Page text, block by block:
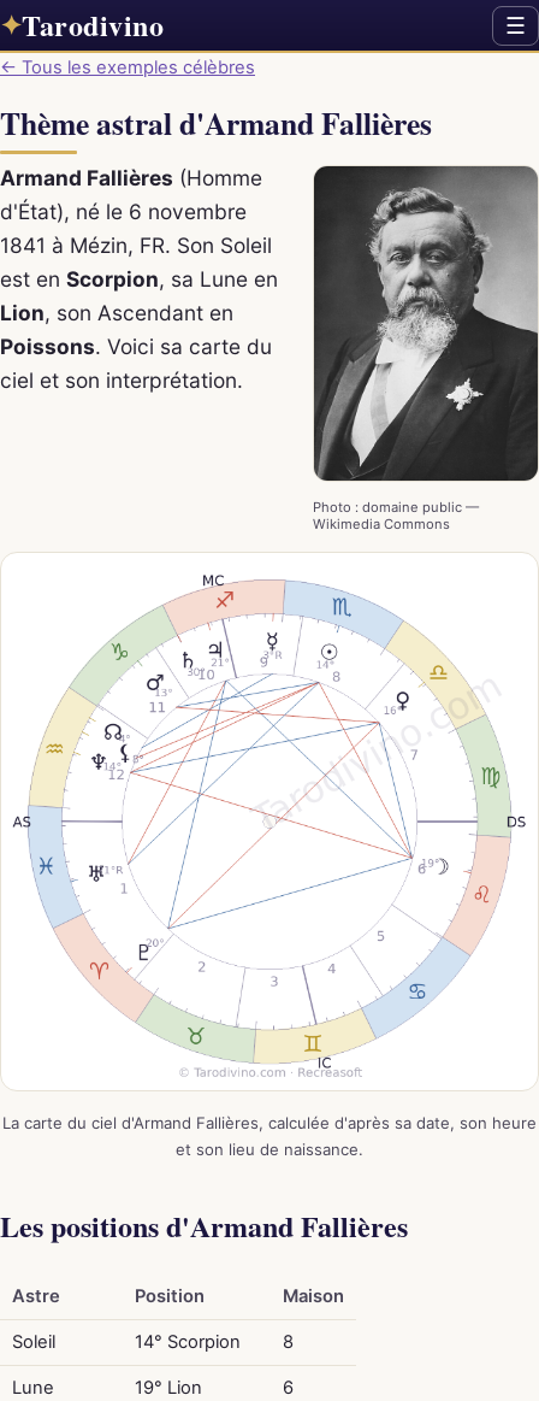
✦Tarodivino ☰
← Tous les exemples célèbres
Thème astral d'Armand Fallières
Photo : domaine public —
Wikimedia Commons
Armand Fallières (Homme
d'État), né le 6 novembre
1841 à Mézin, FR. Son Soleil
est en Scorpion, sa Lune en
Lion, son Ascendant en
Poissons. Voici sa carte du
ciel et son interprétation.
La carte du ciel d'Armand Fallières, calculée d'après sa date, son heure
et son lieu de naissance.
Les positions d'Armand Fallières
Astre Position Maison
Soleil 14° Scorpion 8
Lune 19° Lion 6